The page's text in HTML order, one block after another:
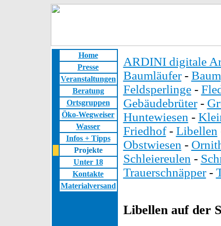
Home
Presse
Veranstaltungen
Beratung
Ortsgruppen
Öko-Wegweiser
Wasser
Infos + Tipps
Projekte
Unter 18
Kontakte
Materialversand
ARDINI digitale
Baumläufer-
Feldsperlinge-
Gebäudebrüter-
Huntewiesen -
Friedhof- Libellen
Obstwiesen -
Schleiereulen -
Trauerschnäpper-
Libellen auf der